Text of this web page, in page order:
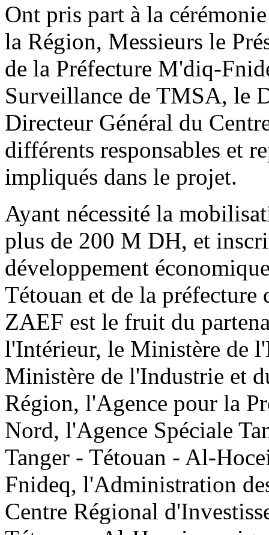
Ont pris part à la
la Région, Messieurs le
de la Préfecture M'diq-
Surveillance de TMSA, le
Directeur Général du
différents responsables et
impliqués dans le projet.
Ayant nécessité la
plus de 200 M DH, et
développement
Tétouan et de la
ZAEF est le fruit du
l'Intérieur, le Ministère de
Ministère de l'Industrie et
Région, l'Agence pour la
Nord, l'Agence Spéciale
Tanger - Tétouan - Al-
Fnideq, l'Administration
Centre Régional